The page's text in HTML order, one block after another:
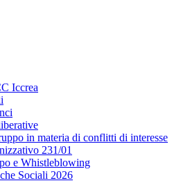
Iccrea
in materia di conflitti di interesse
231/01
e Whistleblowing
Sociali 2026